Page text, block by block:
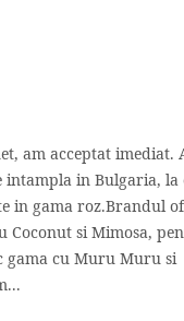
am acceptat imediat.
intampla in Bulgaria, la
in gama roz.Brandul
Coconut si Mimosa,
gama cu Muru Muru si